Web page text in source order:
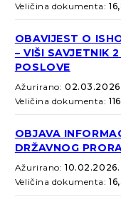
Veličina dokumenta:
OBAVIJEST O
– VIŠI SAVJETNIK
POSLOVE
Ažurirano:02.03.2026.
Veličina dokumenta:
OBJAVA
DRŽAVNOG
Ažurirano:10.02.2026.
Veličina dokumenta: